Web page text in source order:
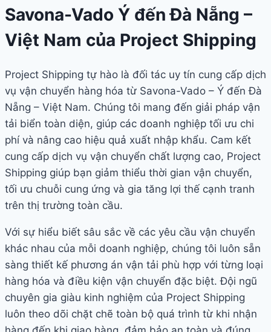
Savona-Vado Ý đến Đà Nẵng –
Việt Nam của Project Shipping
Project Shipping tự hào là đối tác uy tín cung cấp dịch
vụ vận chuyển hàng hóa từ Savona-Vado – Ý đến Đà
Nẵng – Việt Nam. Chúng tôi mang đến giải pháp vận
tải biển toàn diện, giúp các doanh nghiệp tối ưu chi
phí và nâng cao hiệu quả xuất nhập khẩu. Cam kết
cung cấp dịch vụ vận chuyển chất lượng cao, Project
Shipping giúp bạn giảm thiểu thời gian vận chuyển,
tối ưu chuỗi cung ứng và gia tăng lợi thế cạnh tranh
trên thị trường toàn cầu.
Với sự hiểu biết sâu sắc về các yêu cầu vận chuyển
khác nhau của mỗi doanh nghiệp, chúng tôi luôn sẵn
sàng thiết kế phương án vận tải phù hợp với từng loại
hàng hóa và điều kiện vận chuyển đặc biệt. Đội ngũ
chuyên gia giàu kinh nghiệm của Project Shipping
luôn theo dõi chặt chẽ toàn bộ quá trình từ khi nhận